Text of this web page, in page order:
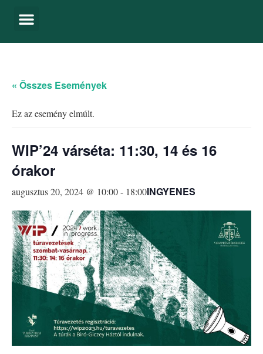
« Összes Események
Ez az esemény elmúlt.
WIP’24 várséta: 11:30, 14 és 16
órakor
augusztus 20, 2024 @ 10:00- 18:00INGYENES